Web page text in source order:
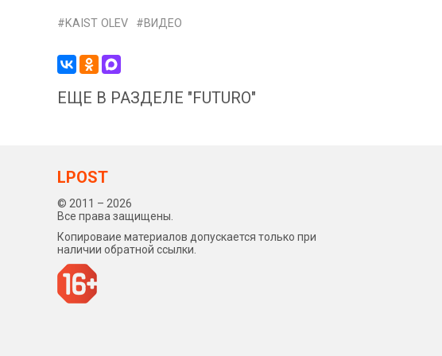
KAIST OLEV ВИДЕО
ЕЩЕ В РАЗДЕЛЕ "FUTURO"
LPOST
© 2011 – 2026
Все права защищены.
Копироваие материалов допускается только при
наличии обратной ссылки.